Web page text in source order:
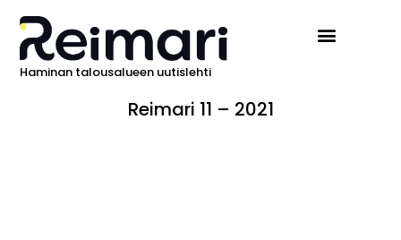
Haminan talousalueen uutislehti
Reimari 11 – 2021